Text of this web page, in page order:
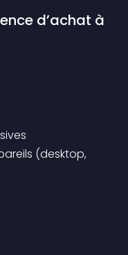
d’achat à
(desktop,